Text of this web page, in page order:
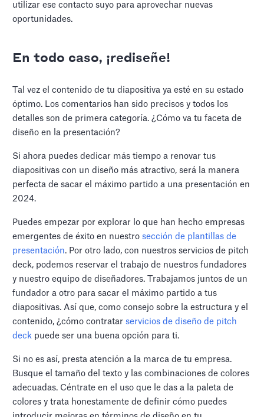
utilizar ese contacto suyo para aprovechar nuevas
oportunidades.
En todo caso, ¡rediseñe!
Tal vez el contenido de tu diapositiva ya esté en su estado
óptimo. Los comentarios han sido precisos y todos los
detalles son de primera categoría. ¿Cómo va tu faceta de
diseño en la presentación?
Si ahora puedes dedicar más tiempo a renovar tus
diapositivas con un diseño más atractivo, será la manera
perfecta de sacar el máximo partido a una presentación en
2024.
Puedes empezar por explorar lo que han hecho empresas
emergentes de éxito en nuestrosección de plantillas de
presentación. Por otro lado, con nuestros servicios de pitch
deck, podemos reservar el trabajo de nuestros fundadores
y nuestro equipo de diseñadores. Trabajamos juntos de un
fundador a otro para sacar el máximo partido a tus
diapositivas. Así que, como consejo sobre la estructura y el
contenido, ¿cómo contratarservicios de diseño de pitch
deck puede ser una buena opción para ti.
Si no es así, presta atención a la marca de tu empresa.
Busque el tamaño del texto y las combinaciones de colores
adecuadas. Céntrate en el uso que le das a la paleta de
colores y trata honestamente de definir cómo puedes